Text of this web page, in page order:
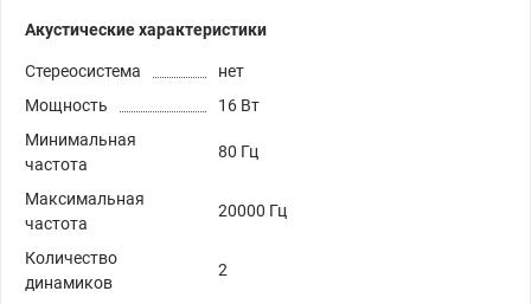
Акустические характеристики
Стереосистема
нет
Мощность
16 Вт
Минимальная
частота
80 Гц
Максимальная
частота
20000 Гц
Количество
динамиков
2